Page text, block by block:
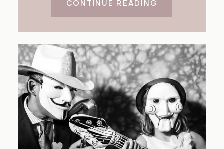
CONTINUE READING